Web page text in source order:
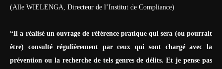
(Alle WIELENGA, Directeur de l’Institut de Compliance)
“Il a réalisé un ouvrage de référence pratique qui sera (ou pourrait
être) consulté régulièrement par ceux qui sont chargé avec la
prévention ou la recherche de tels genres de délits. Et je pense pas